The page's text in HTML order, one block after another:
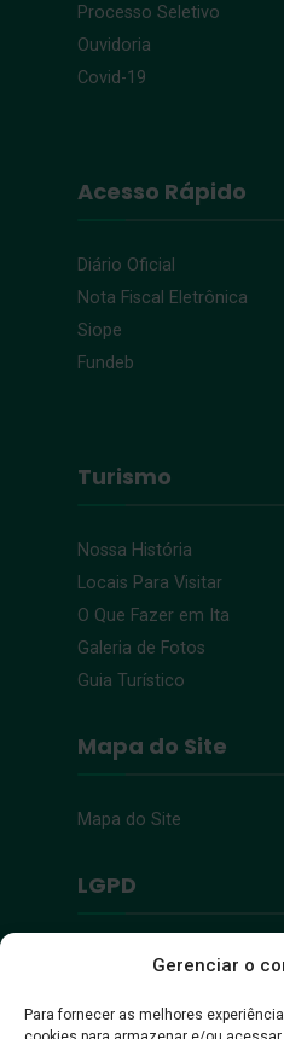
Gerenciar o
Para fornecer as melhores
Processo Seletivo
Ouvidoria
Covid-19
Acesso Rápido
Diário Oficial
Nota Fiscal Eletrônica
Siope
Fundeb
Turismo
Nossa História
Locais Para Visitar
O Que Fazer em Ita
Galeria de Fotos
Guia Turístico
Mapa do Site
Mapa do Site
LGPD
Política de Privacidade
Acessibilidade